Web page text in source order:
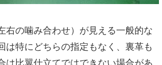
右の噛み合わせ）が見える一般的な
特にどちらの指定もなく、裏革も